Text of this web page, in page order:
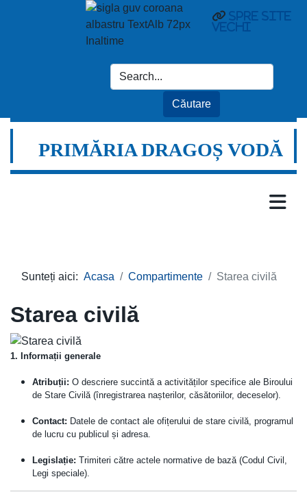
spre site
vechi
PRIMĂRIA DRAGOȘ VODĂ
Sunteți aici: Acasa Compartimente Starea civilă
Starea civilă
1. Informații generale
Atribuții: O descriere succintă a activităților specifice ale Biroului
de Stare Civilă (înregistrarea nașterilor, căsătoriilor, deceselor).
Contact: Datele de contact ale ofițerului de stare civilă, programul
de lucru cu publicul și adresa.
Legislație: Trimiteri către actele normative de bază (Codul Civil,
Legi speciale).